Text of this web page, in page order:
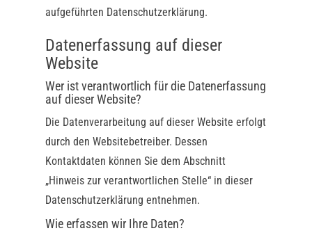
aufgeführten Datenschutzerklärung.
Datenerfassung auf dieser
Website
Wer ist verantwortlich für die Datenerfassung
auf dieser Website?
Die Datenverarbeitung auf dieser Website erfolgt
durch den Websitebetreiber. Dessen
Kontaktdaten können Sie dem Abschnitt
„Hinweis zur verantwortlichen Stelle“ in dieser
Datenschutzerklärung entnehmen.
Wie erfassen wir Ihre Daten?